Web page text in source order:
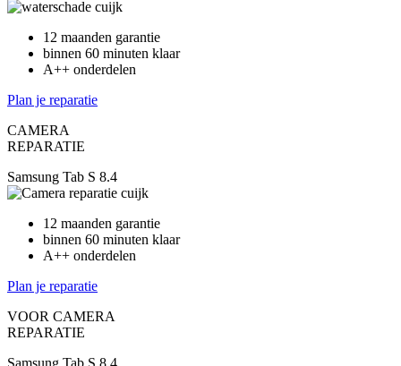
12 maanden garantie
binnen 60 minuten klaar
A++ onderdelen
Plan je reparatie
CAMERA
REPARATIE
Samsung Tab S 8.4
12 maanden garantie
binnen 60 minuten klaar
A++ onderdelen
Plan je reparatie
VOOR CAMERA
REPARATIE